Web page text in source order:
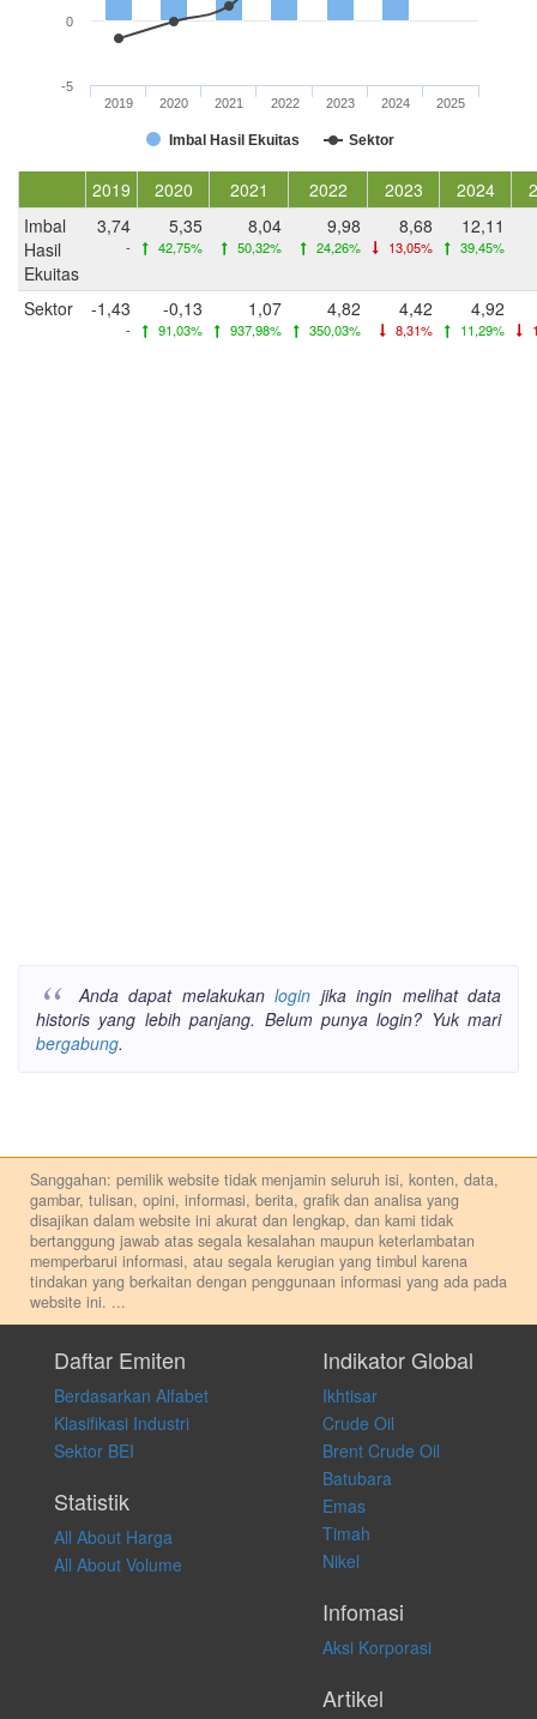
Imbal Hasil Ekuitas Sektor
2019 2020 2021 2022 2023 2024 2025
-5
0
2019 2020 2021 2022 2023 2024
Imbal
Hasil
Ekuitas
3,74
-
5,35
42,75%
8,04
50,32%
9,98
24,26%
8,68
13,05%
12,11
39,45%
Sektor -1,43
-
-0,13
91,03%
1,07
937,98%
4,82
350,03%
4,42
8,31%
4,92
11,29%
Anda dapat melakukanlogin jika ingin melihat data
historis yang lebih panjang. Belum punya login? Yuk mari
bergabung.
Sanggahan: pemilik website tidak menjamin seluruh isi, konten, data,
gambar, tulisan, opini, informasi, berita, grafik dan analisa yang
disajikan dalam website ini akurat dan lengkap, dan kami tidak
bertanggung jawab atas segala kesalahan maupun keterlambatan
memperbarui informasi, atau segala kerugian yang timbul karena
tindakan yang berkaitan dengan penggunaan informasi yang ada pada
website ini. ...
pribadi. Kami tidak memberi anjuran, saran, rekomendasi untuk
membeli, menjual atau melakukan aktivitas lain yang terkait dengan
transaksi perdagangan apapun, dan kami tidak bertanggung jawab
atas keputusan investasi yang dilakukan dalam kondisi dan situasi
apapun juga, yang diakibatkan secara langsung maupun tidak
langsung atas konten pada website ini.
Daftar Emiten
Berdasarkan Alfabet
Klasifikasi Industri
Sektor BEI
Statistik
All About Harga
All About Volume
Indikator Global
Ikhtisar
Crude Oil
Brent Crude Oil
Batubara
Emas
Timah
Nikel
Infomasi
Aksi Korporasi
Artikel